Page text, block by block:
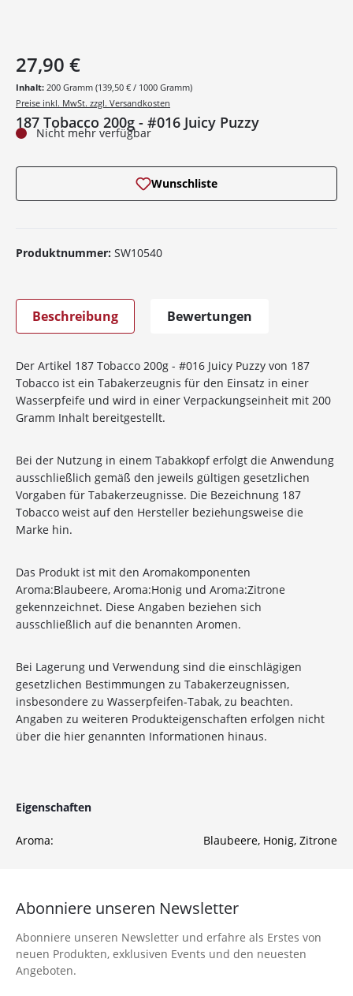
187 Tobacco 200g - #016 Juicy Puzzy
27,90 €
Inhalt: 200 Gramm (139,50 € / 1000 Gramm)
Preise inkl. MwSt. zzgl. Versandkosten
Nicht mehr verfügbar
Wunschliste
Produktnummer: SW10540
Beschreibung Bewertungen
Der Artikel 187 Tobacco 200g - #016 Juicy Puzzy von 187
Tobacco ist ein Tabakerzeugnis für den Einsatz in einer
Wasserpfeife und wird in einer Verpackungseinheit mit 200
Gramm Inhalt bereitgestellt.
Bei der Nutzung in einem Tabakkopf erfolgt die Anwendung
ausschließlich gemäß den jeweils gültigen gesetzlichen
Vorgaben für Tabakerzeugnisse. Die Bezeichnung 187
Tobacco weist auf den Hersteller beziehungsweise die
Marke hin.
Das Produkt ist mit den Aromakomponenten
Aroma:Blaubeere, Aroma:Honig und Aroma:Zitrone
gekennzeichnet. Diese Angaben beziehen sich
ausschließlich auf die benannten Aromen.
Bei Lagerung und Verwendung sind die einschlägigen
gesetzlichen Bestimmungen zu Tabakerzeugnissen,
insbesondere zu Wasserpfeifen-Tabak, zu beachten.
Angaben zu weiteren Produkteigenschaften erfolgen nicht
über die hier genannten Informationen hinaus.
Eigenschaften
Aroma: Blaubeere, Honig, Zitrone
10%Newsletter-Rabatt
auf deine Bestellung
Sichere dir jetzt 10% Rabatt* auf deine Bestellung
Entdecke eine große Auswahl an hochwertigen
was du für das perfekte Shisha-Erlebnis brauchst!
Anmelden
Ich habe dieDatenschutzerklärungzur
Kenntnis genommen
Abonniere unseren Newsletter
Abonniere unseren Newsletter und erfahre als Erstes von
neuen Produkten, exklusiven Events und den neuesten
Angeboten.